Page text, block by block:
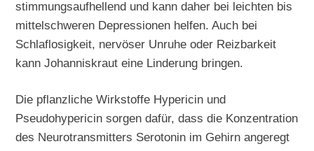
stimmungsaufhellend und kann daher bei leichten bis
mittelschweren Depressionen helfen. Auch bei
Schlaflosigkeit, nervöser Unruhe oder Reizbarkeit
kann Johanniskraut eine Linderung bringen.
Die pflanzliche Wirkstoffe Hypericin und
Pseudohypericin sorgen dafür, dass die Konzentration
des Neurotransmitters Serotonin im Gehirn angeregt